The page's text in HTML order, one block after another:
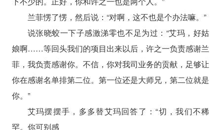
兰菲愣了愣，然后说：“对啊，这不也是个办法嘛。”
说张晓蛟一下子感激涕零也不足为过：“艾玛，好姑
娘啊……等回头我们的项目出来以后，许之一负责感谢兰
菲，我负责感谢你。不信，你对我司业务的贡献，足够让
你在感谢名单排第二位。第一位还是大师兄，第二位就是
你。”
艾玛摆摆手，多多替艾玛回答了：“切，我们不稀
罕。你可别感